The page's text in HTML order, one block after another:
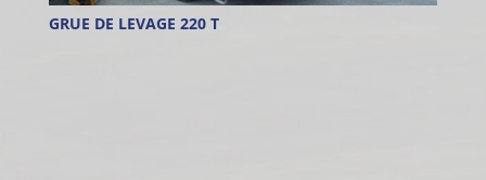
GRUE DE LEVAGE 220 T